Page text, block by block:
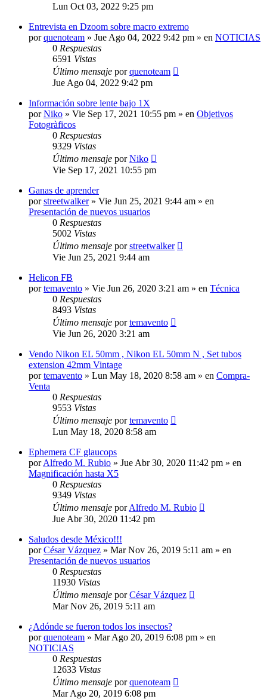
Lun Oct 03, 2022 9:25 pm
Entrevista en Dzoom sobre macro extremo
porquenoteam » Jue Ago 04, 2022 9:42 pm » en NOTICIAS
0 Respuestas
6591 Vistas
Último mensaje porquenoteam
Jue Ago 04, 2022 9:42 pm
Información sobre lente bajo 1X
porNiko » Vie Sep 17, 2021 10:55 pm » en Objetivos
Fotogràficos
0 Respuestas
9329 Vistas
Último mensaje porNiko
Vie Sep 17, 2021 10:55 pm
Ganas de aprender
porstreetwalker» Vie Jun 25, 2021 9:44 am » en
Presentación de nuevos usuarios
0 Respuestas
5002 Vistas
Último mensaje porstreetwalker
Vie Jun 25, 2021 9:44 am
Helicon FB
portemavento » Vie Jun 26, 2020 3:21 am » en Técnica
0 Respuestas
8493 Vistas
Último mensaje portemavento
Vie Jun 26, 2020 3:21 am
Vendo Nikon EL 50mm , Nikon EL 50mm N , Set tubos
extension 42mm Vintage
portemavento » Lun May 18, 2020 8:58 am » en Compra-
Venta
0 Respuestas
9553 Vistas
Último mensaje portemavento
Lun May 18, 2020 8:58 am
Ephemera CF glaucops
porAlfredo M. Rubio » Jue Abr 30, 2020 11:42 pm » en
Magnificación hasta X5
0 Respuestas
9349 Vistas
Último mensaje porAlfredo M. Rubio
Jue Abr 30, 2020 11:42 pm
Saludos desde México!!!
porCésar Vázquez » Mar Nov 26, 2019 5:11 am » en
Presentación de nuevos usuarios
0 Respuestas
11930 Vistas
Último mensaje porCésar Vázquez
Mar Nov 26, 2019 5:11 am
¿Adónde se fueron todos los insectos?
porquenoteam » Mar Ago 20, 2019 6:08 pm » en
NOTICIAS
0 Respuestas
12633 Vistas
Último mensaje porquenoteam
Mar Ago 20, 2019 6:08 pm